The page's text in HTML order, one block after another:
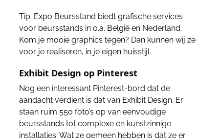
Tip. Expo Beursstand biedt grafische services
voor beursstands in o.a. België en Nederland.
Kom je mooie graphics tegen? Dan kunnen wij ze
voor je realiseren, in je eigen huisstijl.
Exhibit Design op Pinterest
Nog een interessant Pinterest-bord dat de
aandacht verdient is dat van Exhibit Design. Er
staan ruim 550 foto’s op van eenvoudige
beursstands tot complexe en kunstzinnige
installaties. Wat ze gemeen hebben is dat ze er